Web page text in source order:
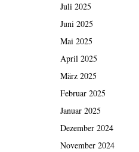
Juli 2025
Juni 2025
Mai 2025
April 2025
März 2025
Februar 2025
Januar 2025
Dezember 2024
November 2024